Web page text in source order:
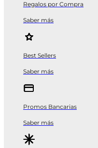
Regalos por Compra
Saber más
Best Sellers
Saber más
Promos Bancarias
Saber más